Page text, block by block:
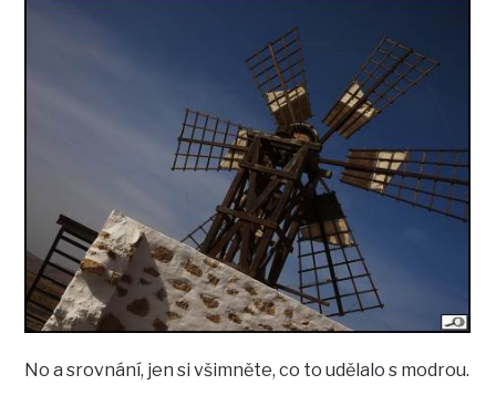
No a srovnání, jen si všimněte, co to udělalo s modrou.